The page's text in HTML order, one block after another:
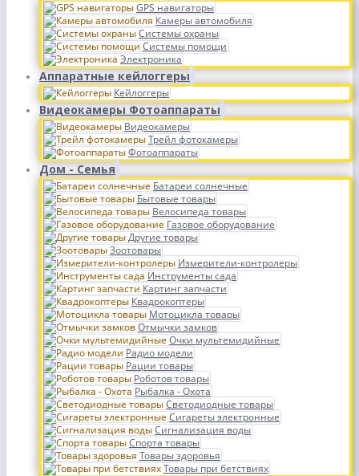
GPS навигаторы
Камеры автомобиля
Системы охраны
Системы помощи
Электроника
Аппаратные кейлоггеры
Кейлоггеры
Видеокамеры Фотоаппараты
Видеокамеры
Трейл фотокамеры
Фотоаппараты
Дом - Семья
Батареи солнечные
Бытовые товары
Велосипеда товары
Газовое оборудование
Другие товары
Зоотовары
Измерители-контролеры
Инструменты сада
Картинг запчасти
Квадрокоптеры
Мотоцикла товары
Отмычки замков
Очки мультемидийные
Радио модели
Рации товары
Роботов товары
Рыбалка - Охота
Светодиодные товары
Сигареты электронные
Сигнализация воды
Спорта товары
Товары здоровья
Товары при бетствиях